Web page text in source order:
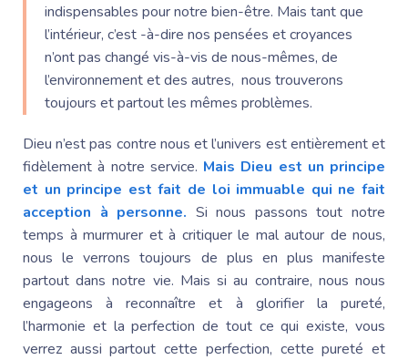
indispensables pour notre bien-être. Mais tant que
l’intérieur, c’est -à-dire nos pensées et croyances
n’ont pas changé vis-à-vis de nous-mêmes, de
l’environnement et des autres, nous trouverons
toujours et partout les mêmes problèmes.
Dieu n’est pas contre nous et l’univers est entièrement et
fidèlement à notre service. Mais Dieu est un principe
et un principe est fait de loi immuable qui ne fait
acception à personne. Si nous passons tout notre
temps à murmurer et à critiquer le mal autour de nous,
nous le verrons toujours de plus en plus manifeste
partout dans notre vie. Mais si au contraire, nous nous
engageons à reconnaître et à glorifier la pureté,
l’harmonie et la perfection de tout ce qui existe, vous
verrez aussi partout cette perfection, cette pureté et